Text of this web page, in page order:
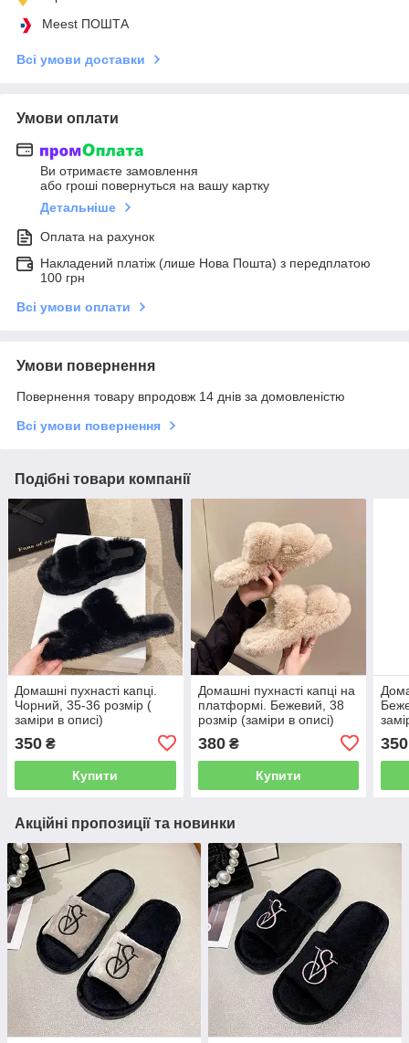
Meest ПОШТА
Всі умови доставки
Умови оплати
Ви отримаєте замовлення
або гроші повернуться на вашу картку
Детальніше
Оплата на рахунок
Накладений платіж (лише Нова Пошта) з передплатою
100 грн
Всі умови оплати
Умови повернення
Повернення товару впродовж 14 днів за домовленістю
Всі умови повернення
Подібні товари компанії
Домашні пухнасті капці.
Чорний, 35-36 розмір (
заміри в описі)
350 ₴
Купити
Домашні пухнасті капці на
платформі. Бежевий, 38
розмір (заміри в описі)
380₴
Купити
350
Акційні пропозиції та новинки